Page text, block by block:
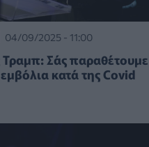
04/09/2025 - 11:00
Σάς
εμβόλια κατά της Covid